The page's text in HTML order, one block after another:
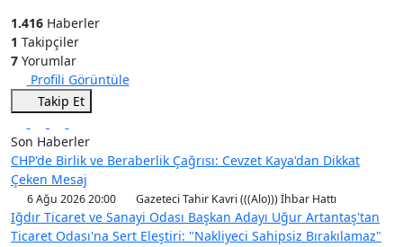
1.416 Haberler
1 Takipçiler
7 Yorumlar
Profili Görüntüle
Takip Et
Son Haberler
CHP'de Birlik ve Beraberlik Çağrısı: Cevzet Kaya'dan Dikkat
Çeken Mesaj
6 Ağu 2026 20:00 Gazeteci Tahir Kavri (((Alo))) İhbar Hattı
Iğdır Ticaret ve Sanayi Odası Başkan Adayı Uğur Artantaş'tan
Ticaret Odası'na Sert Eleştiri: "Nakliyeci Sahipsiz Bırakılamaz"